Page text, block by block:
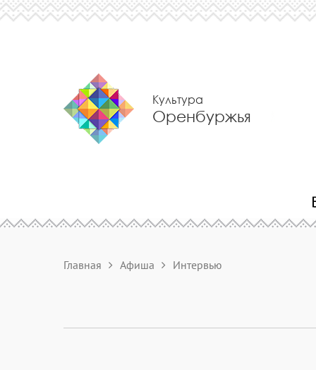
Культура
Оренбуржья
Главная Афиша Интервью